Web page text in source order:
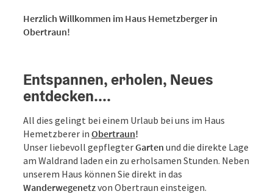
Herzlich Willkommen im Haus Hemetzberger in
Obertraun!
Entspannen, erholen, Neues
entdecken....
All dies gelingt bei einem Urlaub bei uns im Haus
Hemetzberer in Obertraun!
Unser liebevoll gepflegterGarten und die direkte Lage
am Waldrand laden ein zu erholsamen Stunden. Neben
unserem Haus können Sie direkt in das
Wanderwegenetzvon Obertraun einsteigen.